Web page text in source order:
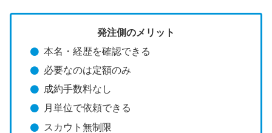
発注側のメリット
本名・経歴を確認できる
必要なのは定額のみ
成約手数料なし
月単位で依頼できる
スカウト無制限